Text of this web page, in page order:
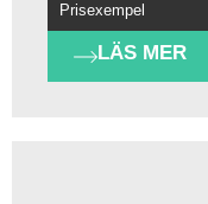
Prisexempel
LÄS MER